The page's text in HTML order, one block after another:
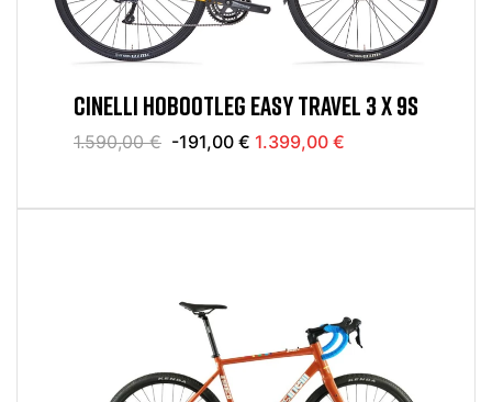
CINELLI HOBOOTLEG EASY TRAVEL 3 X 9S
1.590,00 € -191,00 € 1.399,00 €